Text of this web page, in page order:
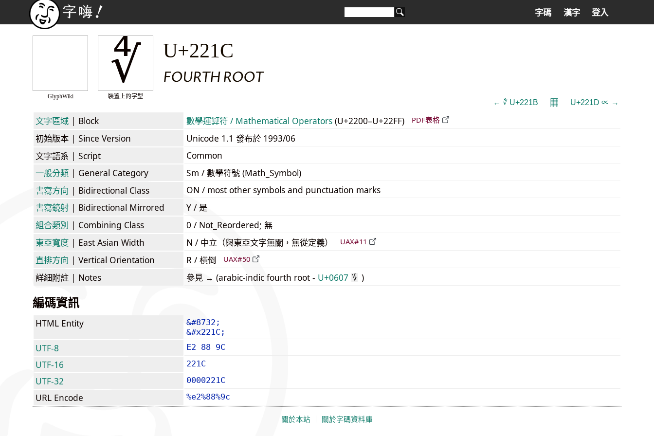
字碼 漢字 登入
GlyphWiki
∜
裝置上的字型
U+221C
FOURTH ROOT
← ∛ U+221B 𝄜 U+221D ∝ →
文字區域 | Block 數學運算符 / Mathematical Operators (U+2200–U+22FF) PDF表格
初始版本 | Since Version
Unicode 1.1 發布於 1993/06
文字語系 | Script
Common
一般分類 | General Category
Sm / 數學符號 (Math_Symbol)
書寫方向 | Bidirectional Class
ON / most other symbols and punctuation marks
書寫鏡射 | Bidirectional Mirrored
Y / 是
組合類別 | Combining Class
0 / Not_Reordered; 無
東亞寬度 | East Asian Width N / 中立（與東亞文字無關，無從定義） UAX#11
直排方向 | Vertical Orientation R / 橫倒 UAX#50
詳細附註 | Notes 參見 → (arabic-indic fourth root - U+0607 ؇ )
編碼資訊
HTML Entity
&#8732;
&#x221C;
UTF-8 E2 88 9C
UTF-16 221C
UTF-32 0000221C
URL Encode %e2%88%9c
關於本站 關於字碼資料庫